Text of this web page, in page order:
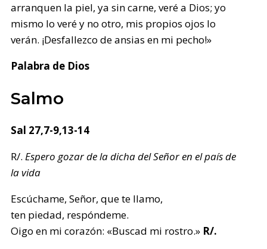
arranquen la piel, ya sin carne, veré a Dios; yo
mismo lo veré y no otro, mis propios ojos lo
verán. ¡Desfallezco de ansias en mi pecho!»
Palabra de Dios
Salmo
Sal 27,7-9,13-14
R/.Espero gozar de la dicha del Señor en el país de
la vida
Escúchame, Señor, que te llamo,
ten piedad, respóndeme.
Oigo en mi corazón: «Buscad mi rostro.» R/.